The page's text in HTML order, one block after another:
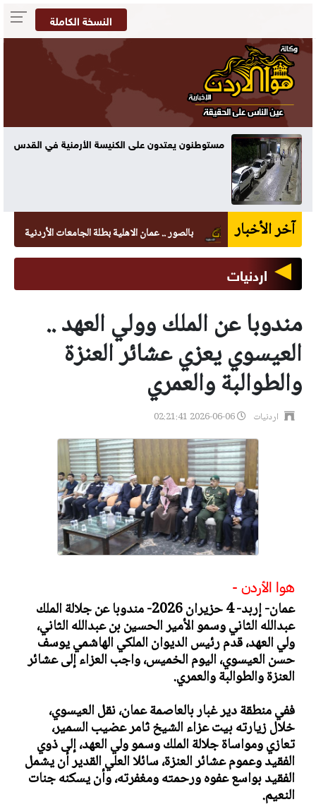
النسخة الكاملة
مستوطنون يعتدون على الكنيسة الأرمنية في القدس
آخر الأخبار بالصور .. عمان الاهلية بطلة الجامعات الأردنية في
اردنيات
مندوبا عن الملك وولي العهد ..
العيسوي يعزي عشائر العنزة
والطوالبة والعمري
اردنيات
هوا الأردن -
عمان- إربد- 4 حزيران 2026- مندوبا عن جلالة الملك
عبدالله الثاني وسمو الأمير الحسين بن عبدالله الثاني،
ولي العهد، قدم رئيس الديوان الملكي الهاشمي يوسف
حسن العيسوي، اليوم الخميس، واجب العزاء إلى عشائر
العنزة والطوالبة والعمري.
ففي منطقة دير غبار بالعاصمة عمان، نقل العيسوي،
خلال زيارته بيت عزاء الشيخ ثامر عضيب السمير،
تعازي ومواساة جلالة الملك وسمو ولي العهد، إلى ذوي
الفقيد وعموم عشائر العنزة، سائلا العلي القدير أن يشمل
الفقيد بواسع عفوه ورحمته ومغفرته، وأن يسكنه جنات
النعيم.